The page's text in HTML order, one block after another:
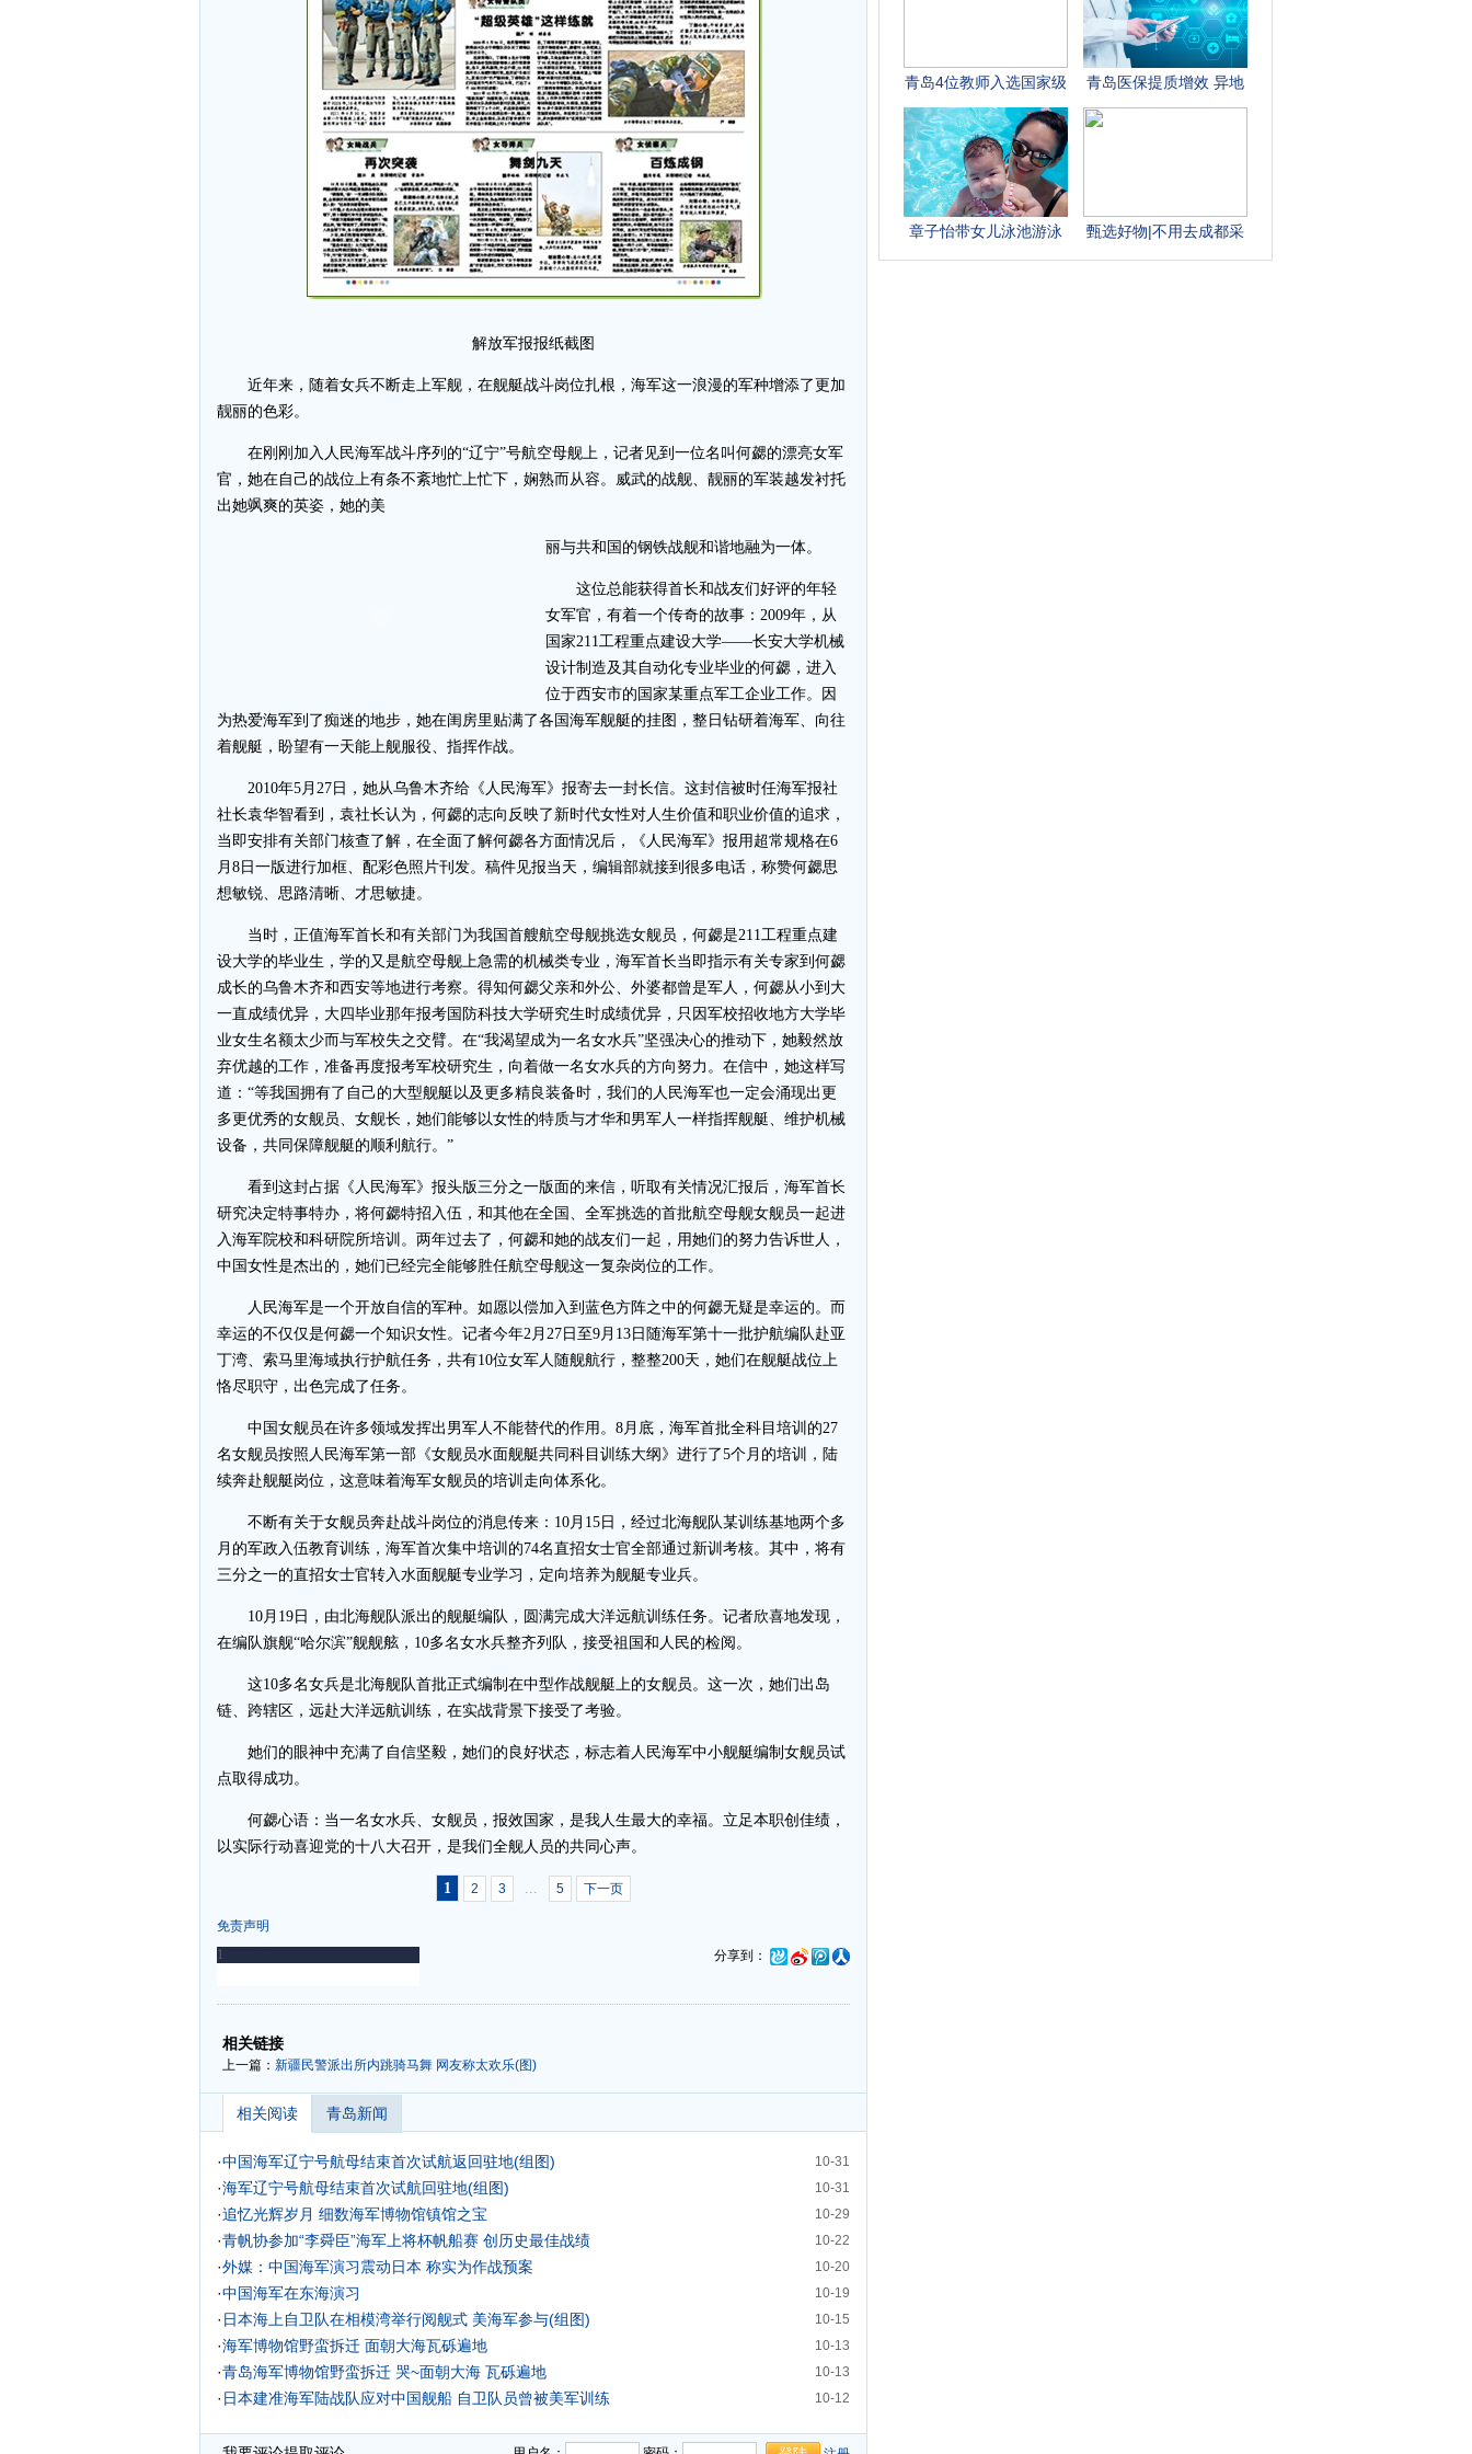
解放军报报纸截图
近年来，随着女兵不断走上军舰，在舰艇战斗岗位扎根，海军这一浪漫的军种增添了更加
靓丽的色彩。
在刚刚加入人民海军战斗序列的“辽宁”号航空母舰上，记者见到一位名叫何勰的漂亮女军
官，她在自己的战位上有条不紊地忙上忙下，娴熟而从容。威武的战舰、靓丽的军装越发衬托
出她飒爽的英姿，她的美
丽与共和国的钢铁战舰和谐地融为一体。
这位总能获得首长和战友们好评的年轻
女军官，有着一个传奇的故事：2009年，从
国家211工程重点建设大学——长安大学机械
设计制造及其自动化专业毕业的何勰，进入
位于西安市的国家某重点军工企业工作。因
为热爱海军到了痴迷的地步，她在闺房里贴满了各国海军舰艇的挂图，整日钻研着海军、向往
着舰艇，盼望有一天能上舰服役、指挥作战。
2010年5月27日，她从乌鲁木齐给《人民海军》报寄去一封长信。这封信被时任海军报社
社长袁华智看到，袁社长认为，何勰的志向反映了新时代女性对人生价值和职业价值的追求，
当即安排有关部门核查了解，在全面了解何勰各方面情况后，《人民海军》报用超常规格在6
月8日一版进行加框、配彩色照片刊发。稿件见报当天，编辑部就接到很多电话，称赞何勰思
想敏锐、思路清晰、才思敏捷。
当时，正值海军首长和有关部门为我国首艘航空母舰挑选女舰员，何勰是211工程重点建
设大学的毕业生，学的又是航空母舰上急需的机械类专业，海军首长当即指示有关专家到何勰
成长的乌鲁木齐和西安等地进行考察。得知何勰父亲和外公、外婆都曾是军人，何勰从小到大
一直成绩优异，大四毕业那年报考国防科技大学研究生时成绩优异，只因军校招收地方大学毕
业女生名额太少而与军校失之交臂。在“我渴望成为一名女水兵”坚强决心的推动下，她毅然放
弃优越的工作，准备再度报考军校研究生，向着做一名女水兵的方向努力。在信中，她这样写
道：“等我国拥有了自己的大型舰艇以及更多精良装备时，我们的人民海军也一定会涌现出更
多更优秀的女舰员、女舰长，她们能够以女性的特质与才华和男军人一样指挥舰艇、维护机械
设备，共同保障舰艇的顺利航行。”
看到这封占据《人民海军》报头版三分之一版面的来信，听取有关情况汇报后，海军首长
研究决定特事特办，将何勰特招入伍，和其他在全国、全军挑选的首批航空母舰女舰员一起进
入海军院校和科研院所培训。两年过去了，何勰和她的战友们一起，用她们的努力告诉世人，
中国女性是杰出的，她们已经完全能够胜任航空母舰这一复杂岗位的工作。
人民海军是一个开放自信的军种。如愿以偿加入到蓝色方阵之中的何勰无疑是幸运的。而
幸运的不仅仅是何勰一个知识女性。记者今年2月27日至9月13日随海军第十一批护航编队赴亚
丁湾、索马里海域执行护航任务，共有10位女军人随舰航行，整整200天，她们在舰艇战位上
恪尽职守，出色完成了任务。
中国女舰员在许多领域发挥出男军人不能替代的作用。8月底，海军首批全科目培训的27
名女舰员按照人民海军第一部《女舰员水面舰艇共同科目训练大纲》进行了5个月的培训，陆
续奔赴舰艇岗位，这意味着海军女舰员的培训走向体系化。
不断有关于女舰员奔赴战斗岗位的消息传来：10月15日，经过北海舰队某训练基地两个多
月的军政入伍教育训练，海军首次集中培训的74名直招女士官全部通过新训考核。其中，将有
三分之一的直招女士官转入水面舰艇专业学习，定向培养为舰艇专业兵。
10月19日，由北海舰队派出的舰艇编队，圆满完成大洋远航训练任务。记者欣喜地发现，
在编队旗舰“哈尔滨”舰舰舷，10多名女水兵整齐列队，接受祖国和人民的检阅。
这10多名女兵是北海舰队首批正式编制在中型作战舰艇上的女舰员。这一次，她们出岛
链、跨辖区，远赴大洋远航训练，在实战背景下接受了考验。
她们的眼神中充满了自信坚毅，她们的良好状态，标志着人民海军中小舰艇编制女舰员试
点取得成功。
何勰心语：当一名女水兵、女舰员，报效国家，是我人生最大的幸福。立足本职创佳绩，
以实际行动喜迎党的十八大召开，是我们全舰人员的共同心声。
1 2 3 ... 5 下一页
免责声明
分享到：
-
相关链接
上一篇： 新疆民警派出所内跳骑马舞 网友称太欢乐(图)
相关阅读 青岛新闻
10-31
·中国海军辽宁号航母结束首次试航返回驻地(组图)
10-31
·海军辽宁号航母结束首次试航回驻地(组图)
10-29
·追忆光辉岁月 细数海军博物馆镇馆之宝
10-22
·青帆协参加“李舜臣”海军上将杯帆船赛 创历史最佳战绩
10-20
·外媒：中国海军演习震动日本 称实为作战预案
10-19
·中国海军在东海演习
10-15
· 日本海上自卫队在相模湾举行阅舰式 美海军参与(组图)
10-13
·海军博物馆野蛮拆迁 面朝大海瓦砾遍地
10-13
·青岛海军博物馆野蛮拆迁 哭~面朝大海 瓦砾遍地
10-12
· 日本建准海军陆战队应对中国舰船 自卫队员曾被美军训练